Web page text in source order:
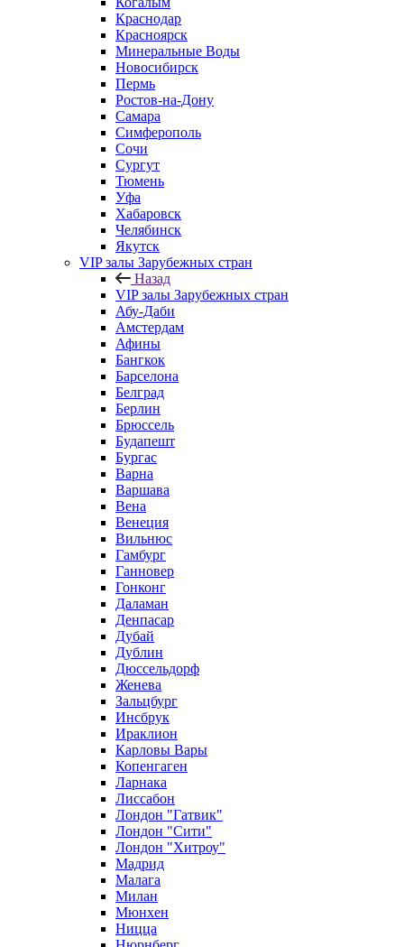
Краснодар
Красноярск
Минеральные Воды
Новосибирск
Пермь
Ростов-на-Дону
Самара
Симферополь
Сочи
Сургут
Тюмень
Уфа
Хабаровск
Челябинск
Якутск
VIP залы Зарубежных стран
Назад
VIP залы Зарубежных стран
Абу-Даби
Амстердам
Афины
Бангкок
Барселона
Белград
Берлин
Брюссель
Будапешт
Бургас
Варна
Варшава
Вена
Венеция
Вильнюс
Гамбург
Ганновер
Гонконг
Даламан
Денпасар
Дубай
Дублин
Дюссельдорф
Женева
Зальцбург
Инсбрук
Ираклион
Карловы Вары
Копенгаген
Ларнака
Лиссабон
Лондон "Гатвик"
Лондон "Сити"
Лондон "Хитроу"
Мадрид
Малага
Милан
Мюнхен
Ницца